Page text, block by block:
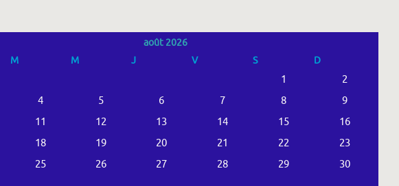
août 2026
M M J V S D
1
2
4 5 6 7 8
9
11 12 13 14 15
16
18 19 20 21 22
23
25 26 27 28 29
30